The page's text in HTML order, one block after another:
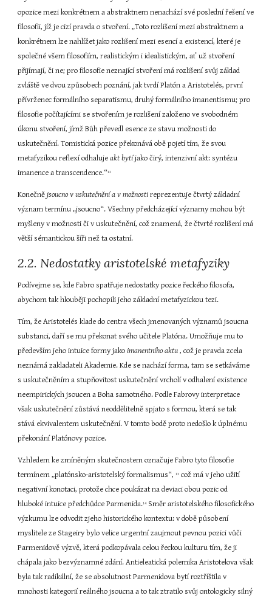
opozice mezi konkrétnem a abstraktnem nenachází své poslední řešení ve
filosofii, jíž je cizí pravda o stvoření. „Toto rozlišení mezi abstraktnem a
konkrétnem lze nahlížet jako rozlišení mezi esencí a existencí, které je
společné všem filosofiím, realistickým i idealistickým, ať už stvoření
přijímají, či ne; pro filosofie neznající stvoření má rozlišení svůj základ
zvláště ve dvou způsobech poznání, jak tvrdí Platón a Aristotelés, první
přívrženec formálního separatismu, druhý formálního imanentismu; pro
filosofie počítajícími se stvořením je rozlišení založeno ve svobodném
úkonu stvoření, jímž Bůh převedl esence ze stavu možnosti do
uskutečnění. Tomistická pozice překonává obě pojetí tím, že svou
metafyzikou reflexí odhaluje akt bytí jako čirý, intenzivní akt: syntézu
imanence a transcendence.“12
Konečně jsoucno v uskutečnění a v možnosti reprezentuje čtvrtý základní
význam termínu „jsoucno“. Všechny předcházející významy mohou být
myšleny v možnosti či v uskutečnění, což znamená, že čtvrté rozlišení má
větší sémantickou šíři než ta ostatní.
2.2. Nedostatky aristotelské metafyziky
Podívejme se, kde Fabro spatřuje nedostatky pozice řeckého filosofa,
abychom tak hlouběji pochopili jeho základní metafyzickou tezi.
Tím, že Aristotelés klade do centra všech jmenovaných významů jsoucna
substanci, daří se mu překonat svého učitele Platóna. Umožňuje mu to
především jeho intuice formy jako imanentního aktu , což je pravda zcela
neznámá zakladateli Akademie. Kde se nachází forma, tam se setkáváme
s uskutečněním a stupňovitost uskutečnění vrcholí v odhalení existence
neempirických jsoucen a Boha samotného. Podle Fabrovy interpretace
však uskutečnění zůstává neoddělitelně spjato s formou, která se tak
stává ekvivalentem uskutečnění. V tomto bodě proto nedošlo k úplnému
překonání Platónovy pozice.
Vzhledem ke zmíněným skutečnostem označuje Fabro tyto filosofie
termínem „platónsko-aristotelský formalismus“, 13 což má v jeho užití
negativní konotaci, protože chce poukázat na deviaci obou pozic od
hluboké intuice předchůdce Parmenida.14 Směr aristotelského filosofického
výzkumu lze odvodit zjeho historického kontextu: v době působení
myslitele ze Stageiry bylo velice urgentní zaujmout pevnou pozici vůči
Parmenidově výzvě, která podkopávala celou řeckou kulturu tím, že ji
chápala jako bezvýznamné zdání. Antieleatická polemika Aristotelova však
byla tak radikální, že se absolutnost Parmenidova bytí roztříštila v
mnohosti kategorií reálného jsoucna a to tak ztratilo svůj ontologicky silný